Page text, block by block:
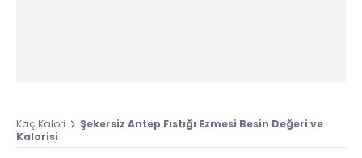
Kaç Kalori
Şekersiz Antep Fıstığı Ezmesi Besin Değeri ve
Kalorisi